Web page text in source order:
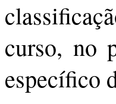
curso, no
específico